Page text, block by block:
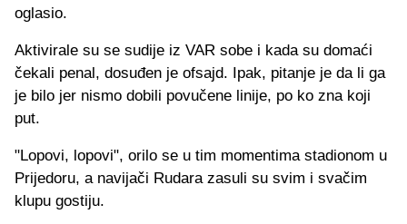
oglasio.
Aktivirale su se sudije iz VAR sobe i kada su domaći
čekali penal, dosuđen je ofsajd. Ipak, pitanje je da li ga
je bilo jer nismo dobili povučene linije, po ko zna koji
put.
"Lopovi, lopovi", orilo se u tim momentima stadionom u
Prijedoru, a navijači Rudara zasuli su svim i svačim
klupu gostiju.